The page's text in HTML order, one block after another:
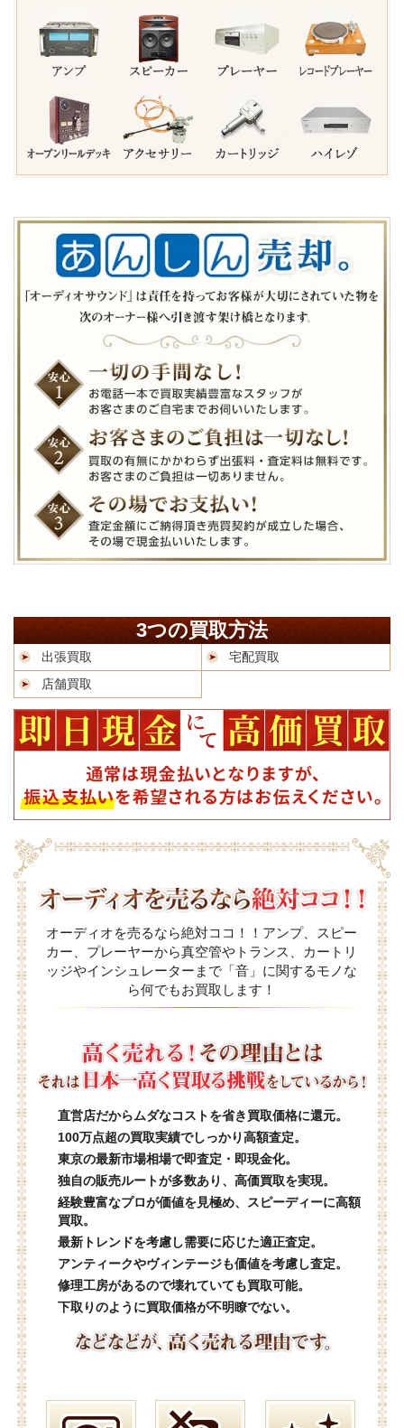
3つの買取方法
出張買取
宅配買取
店舗買取
オーディオを売るなら絶対ココ！！アンプ、スピー
カー、プレーヤーから真空管やトランス、カートリ
ッジやインシュレーターまで「音」に関するモノな
ら何でもお買取します！
直営店だからムダなコストを省き買取価格に還元。
100万点超の買取実績でしっかり高額査定。
東京の最新市場相場で即査定・即現金化。
独自の販売ルートが多数あり、高価買取を実現。
経験豊富なプロが価値を見極め、スピーディーに高額
買取。
最新トレンドを考慮し需要に応じた適正査定。
アンティークやヴィンテージも価値を考慮し査定。
修理工房があるので壊れていても買取可能。
下取りのように買取価格が不明瞭でない。